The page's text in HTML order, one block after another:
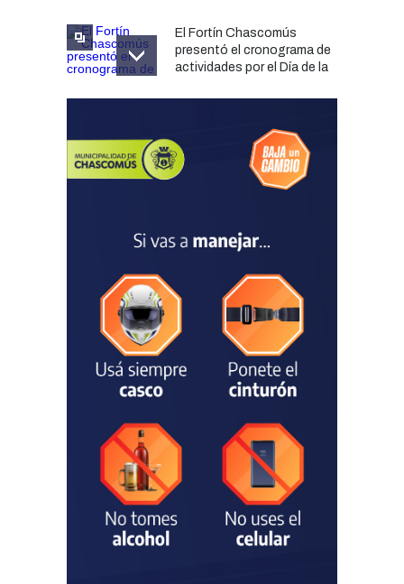
El Fortín Chascomús
presentó el cronograma de
actividades por el Día de la
Francesco Squeo Lapun
fue recibido por Javier
Gastón tras su
Natación
Las vacaciones de invierno
dejaron una mejora en la
ocupación turística, aunque
el sector mantiene la
preocupación por la crisis
Chascomús incorporó una
estación
hidrometeorológica para
fortalecer el monitoreo y la